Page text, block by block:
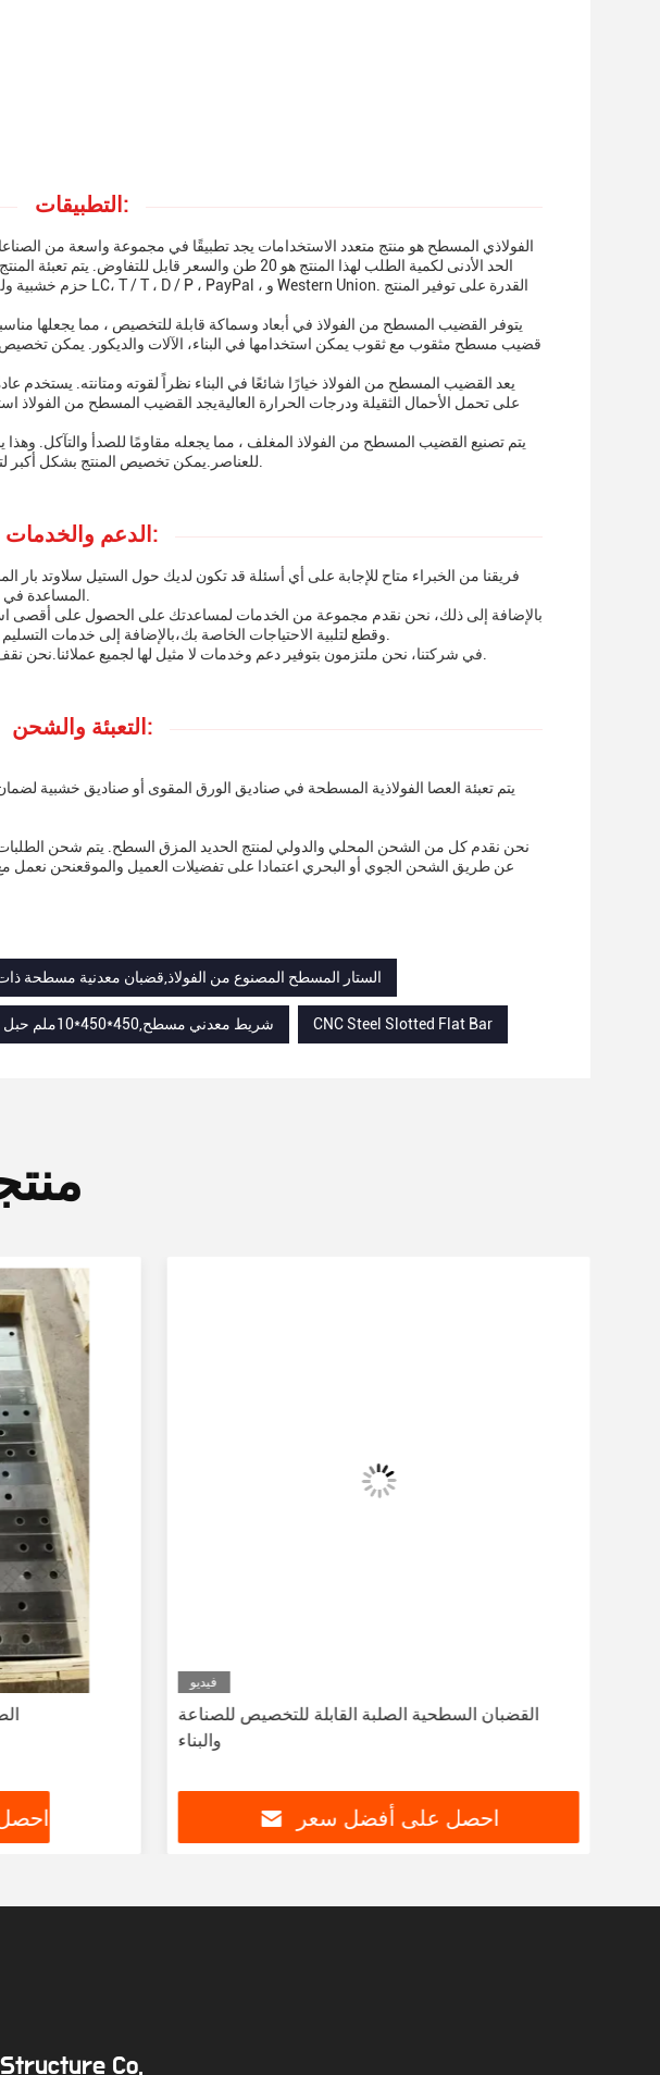
التطبيقات:
يتوفر القضيب المسطح من الفولاذ في أبعاد وسماكة قابلة للتخصيص ، مما يجعلها
قضيب مسطح مثقوب مع ثقوب يمكن استخدامها في البناء، الآلات والديكور. يمكن تخصيص
يعد القضيب المسطح من الفولاذ خيارًا شائعًا في البناء نظراً لقوته ومتانته. يستخدم
على تحمل الأحمال الثقيلة ودرجات الحرارة العاليةيجد القضيب المسطح من الفولاذ
يتم تصنيع القضيب المسطح من الفولاذ المغلف ، مما يجعله مقاومًا للصدأ والتآكل.
الدعم والخدمات:
فريقنا من الخبراء متاح للإجابة على أي أسئلة قد تكون لديك حول الستيل سلاوتد بار
بالإضافة إلى ذلك، نحن نقدم مجموعة من الخدمات لمساعدتك على الحصول على أقصى
التعبئة والشحن:
يتم تعبئة العصا الفولاذية المسطحة في صناديق الورق المقوى أو صناديق خشبية
نحن نقدم كل من الشحن المحلي والدولي لمنتج الحديد المزق السطح. يتم شحن الطلبات
عن طريق الشحن الجوي أو البحري اعتمادا على تفضيلات العميل والموقعنحن نعمل
الستار المسطح المصنوع من الفولاذ,قضبان معدنية مسطحة
شريط معدني مسطح,450*450*10ملم حبل مسطح من الفولاذ,متانة طول العمر القضبان الفولاذية المسطحة CNC Steel Slotted Flat Bar
فيديو
القضبان السطحية الصلبة القابلة للتخصيص للصناعة
والبناء
احصل على أفضل سعر
Co.